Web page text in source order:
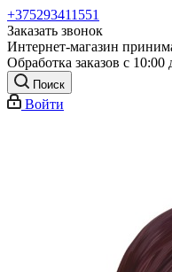
+375293411551
Заказать звонок
Интернет-магазин
Обработка заказов с 10:00
Поиск
Войти